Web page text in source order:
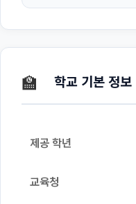
🏫 학교 기본 정보
제공 학년
교육청